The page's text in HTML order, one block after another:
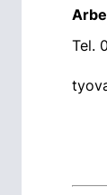
Tel.